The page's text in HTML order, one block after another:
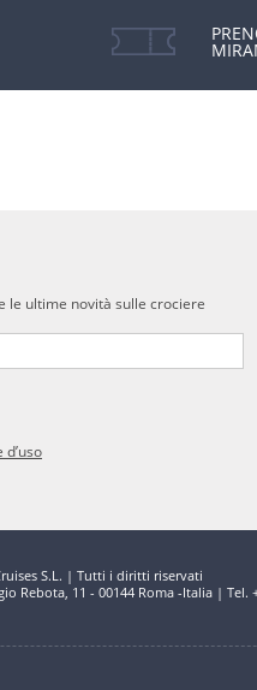
le ultime novità sulle crociere
S.L. | Tutti i diritti riservati
Rebota, 11 - 00144 Roma -Italia |